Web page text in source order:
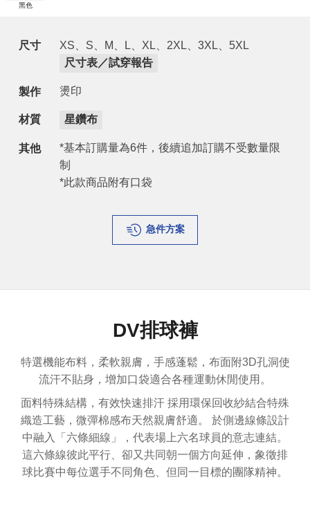
黑色
尺寸
XS、S、M、L、XL、2XL、3XL、5XL
尺寸表／試穿報告
製作 燙印
材質 星鑽布
其他
*基本訂購量為6件，後續追加訂購不受數量限
制
*此款商品附有口袋
急件方案
DV排球褲
特選機能布料，柔軟親膚，手感蓬鬆，布面附3D孔洞使
流汗不貼身，增加口袋適合各種運動休閒使用。
面料特殊結構，有效快速排汗 採用環保回收紗結合特殊
織造工藝，微彈棉感布天然親膚舒適。 於側邊線條設計
中融入「 六條細線 」，代表場上六名球員的意志連結。
這六條線彼此平行、卻又共同朝一個方向延伸，象徵排
球比賽中每位選手不同角色、但同一目標的團隊精神。